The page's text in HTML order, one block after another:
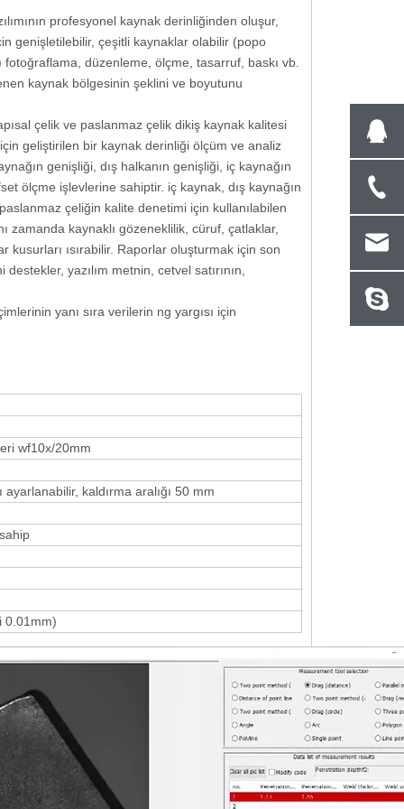
profesyonel kaynak derinliğinden oluşur,
genişletilebilir, çeşitli kaynaklar olabilir (popo
düzenleme, ölçme, tasarruf, baskı vb.
kaynak bölgesinin şeklini ve boyutunu
çelik ve paslanmaz çelik dikiş kaynak kalitesi
geliştirilen bir kaynak derinliği ölçüm ve analiz
genişliği, dış halkanın genişliği, iç kaynağın
ölçme işlevlerine sahiptir. iç kaynak, dış kaynağın
çeliğin kalite denetimi için kullanılabilen
zamanda kaynaklı gözeneklilik, cüruf, çatlaklar,
ısırabilir. Raporlar oluşturmak için son
yazılım metnin, cetvel satırının,
yanı sıra verilerin ng yargısı için
wf10x/20mm
kaldırma aralığı 50 mm
0.01mm)